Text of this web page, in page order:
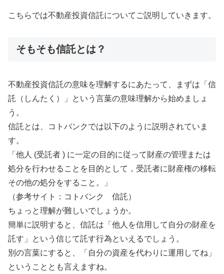
こちらでは不動産投資信託についてご説明していきます。
そもそも信託とは？
不動産投資信託の意味を理解するにあたって、まずは「信
託（しんたく）」という言葉の意味理解から始めましょ
う。
信託とは、コトバンクでは以下のように説明されていま
す。
「他人 (受託者 ) に一定の目的に従って財産の管理または
処分を行わせることを目的として，受託者に財産権の移転
その他の処分をすること。」
（参考サイト：コトバンク 信託）
ちょっと理解が難しいでしょうか。
簡単に説明すると、信託は「他人を信用して自分の財産を
託す」という信じて託す行為といえるでしょう。
別の言葉にすると、「自分の資産を代わりに運用してね」
ということとも言えますね。